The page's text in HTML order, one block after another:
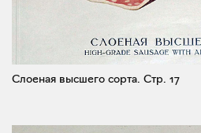
Слоеная высшего сорта. Стр. 17